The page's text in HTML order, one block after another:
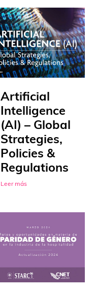
Artificial
Intelligence
(AI) – Global
Strategies,
Policies &
Regulations
Leer más